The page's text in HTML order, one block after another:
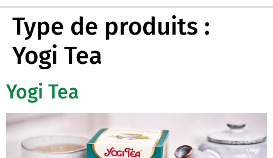
Type de produits :
Yogi Tea
Yogi Tea